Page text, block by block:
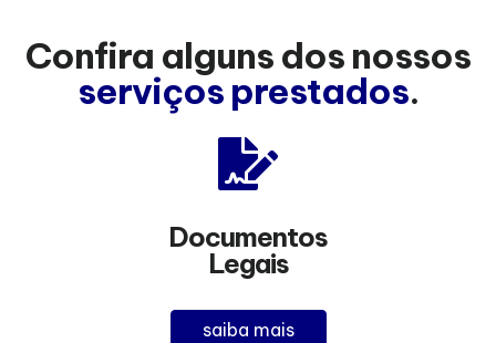
Confira alguns dos nossos
serviços prestados.
Documentos
Legais
saiba mais